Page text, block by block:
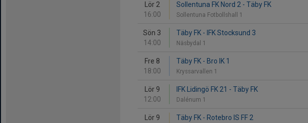
Lör 2
16:00
Sollentuna FK Nord 2 - Täby FK
Sollentuna Fotbollshall 1
Sön 3
14:00
Täby FK - IFK Stocksund 3
Näsbydal 1
Fre 8
18:00
Täby FK - Bro IK 1
Kryssarvallen 1
Lör 9
12:00
IFK Lidingö FK 21 - Täby FK
Dalénum 1
Lör 9
Täby FK - Rotebro IS FF 2